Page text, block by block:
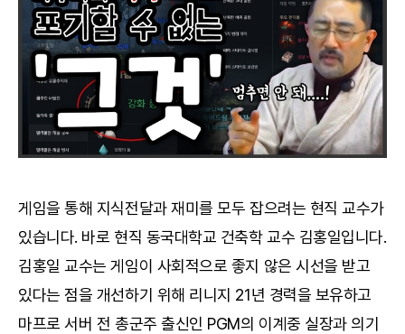
게임을 통해 지식전달과 재미를 모두 잡으려는 현직 교수가
있습니다. 바로 현직 동국대학교 건축학 교수 김홍일입니다.
김홍일 교수는 게임이 사회적으로 좋지 않은 시선을 받고
있다는 점을 개선하기 위해 리니지 21년 경력을 보유하고
마프로 서버 전 총군주 출신인 PGM의 이계중 실장과 의기